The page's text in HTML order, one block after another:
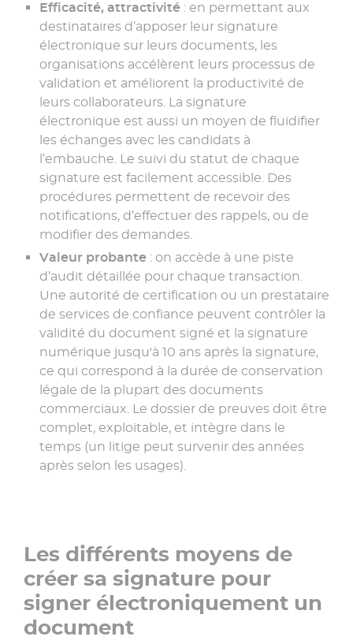
Efficacité, attractivité : en permettant aux
destinataires d’apposer leur signature
électronique sur leurs documents, les
organisations accélèrent leurs processus de
validation et améliorent la productivité de
leurs collaborateurs. La signature
électronique est aussi un moyen de fluidifier
les échanges avec les candidats à
l’embauche. Le suivi du statut de chaque
signature est facilement accessible. Des
procédures permettent de recevoir des
notifications, d’effectuer des rappels, ou de
modifier des demandes.
Valeur probante : on accède à une piste
d’audit détaillée pour chaque transaction.
Une autorité de certification ou un prestataire
de services de confiance peuvent contrôler la
validité du document signé et la signature
numérique jusqu'à 10 ans après la signature,
ce qui correspond à la durée de conservation
légale de la plupart des documents
commerciaux. Le dossier de preuves doit être
complet, exploitable, et intègre dans le
temps (un litige peut survenir des années
après selon les usages).
Les différents moyens de
créer sa signature pour
signer électroniquement un
document